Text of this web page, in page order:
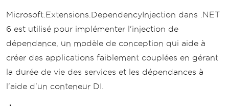
Microsoft.Extensions.DependencyInjection dans .NET
6 est utilisé pour implémenter l'injection de
dépendance, un modèle de conception qui aide à
créer des applications faiblement couplées en gérant
la durée de vie des services et les dépendances à
l'aide d'un conteneur DI.